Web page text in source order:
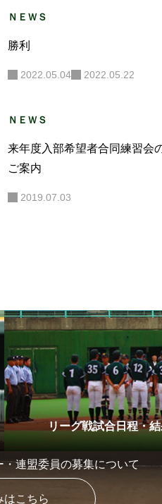
ＮＥＷＳ
勝利
2022.05.04 2022.05.22
ＮＥＷＳ
来年度入部希望者合同練習会
ご案内
2019.07.03
リーグ戦試合日程・
連盟委員の募集について
はこちら